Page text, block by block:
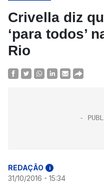
Crivella diz
‘para todos’
Rio
REDAÇÃO i
31/10/2016 - 15:34